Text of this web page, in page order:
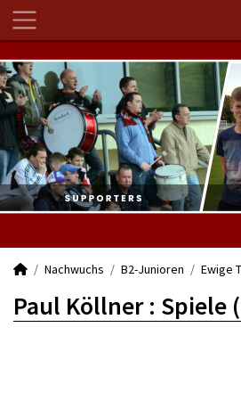
Nachwuchs B2-Junioren Ewige
Paul Köllner : Spiele